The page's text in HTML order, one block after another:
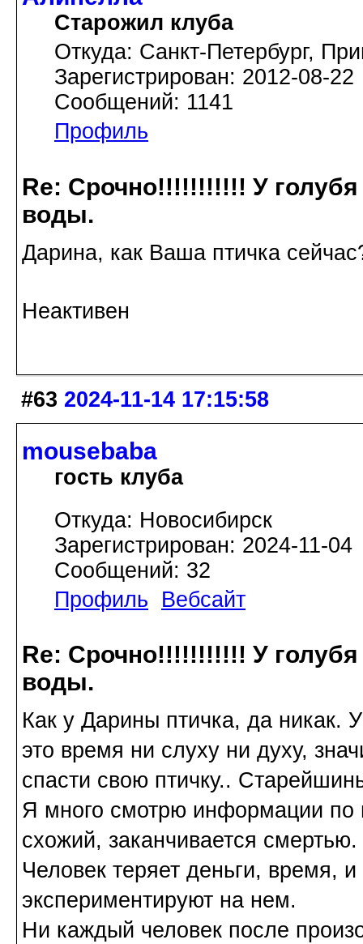
Старожил клуба
Откуда: Санкт-Петербург,
Зарегистрирован: 2012-08-22
Сообщений: 1141
Профиль
Re: Срочно!!!!!!!!!!! У
воды.
Дарина, как Ваша птичка
Неактивен
#63 2024-11-14 17:15:58
mousebaba
гость клуба
Откуда: Новосибирск
Зарегистрирован: 2024-11-04
Сообщений: 32
Профиль
Вебсайт
Re: Срочно!!!!!!!!!!! У
воды.
Как у Дарины птичка, да никак.
это время ни слуху ни духу,
спасти свою птичку..
Я много смотрю информации по
схожий, заканчивается смертью.
Человек теряет деньги, время,
экспериментируют на нем.
Ни каждый человек после